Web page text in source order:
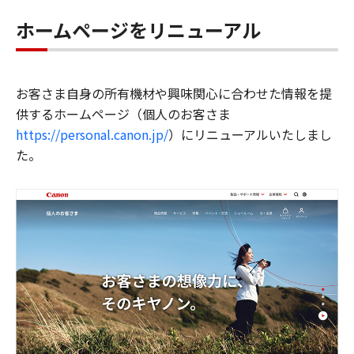
ホームページをリニューアル
お客さま自身の所有機材や興味関心に合わせた情報を提
供するホームページ（個人のお客さま
https://personal.canon.jp/）にリニューアルいたしまし
た。